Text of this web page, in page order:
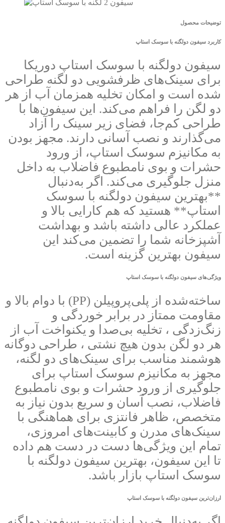
توضیحات محصول
کاربرد سیفون دولگنه با سوسک استاپ
سیفون دولگنه با سوسک استاپ دوریکا
برای سینک‌های ظرفشویی دو لگنه طراحی
شده است و امکان تخلیه همزمان آب از هر
دو لگن را فراهم می‌کند. این سیفون‌ها با
طراحی کم‌جا، فضای زیر سینک را آزاد
می‌گذارند و نصب آسانی دارند. مجهز بودن
به مکانیزم سوسک استاپ، از ورود
حشرات و بوی نامطبوع فاضلاب به داخل
منزل جلوگیری می‌کند. اگر به‌دنبال
**بهترین سیفون دولگنه با سوسک
استاپ** هستید که هم کارایی بالا و
عملکرد عالی داشته باشد و بهداشت
آشپزخانه شما را تضمین می‌کند این
سیفون بهترین گزینه است.
ویژگی‌های سیفون دولگنه با سوسک استاپ
ساخته‌شده از پلی‌پروپیلن (PP) با دوام بالا و
مقاومت ممتاز در برابر خوردگی و
زنگ‌زدگی ، تخلیه بی‌صدا و یکنواخت آب از
هر دو لگن بدون هیچ نشتی ، طراحی دوگانه
هوشمند مناسب برای سینک‌های دو لگنه،
مجهز به مکانیزم سوسک استاپ برای
جلوگیری از ورود حشرات و بوی نامطبوع
فاضلاب، نصب آسان و سریع بدون نیاز به
متخصص، ظاهر فانتزی برای هماهنگی با
سینک‌های مدرن و کابینت‌های امروزی،
تمام این ویژگی‌ها دست در دست هم داده
تا این سیفون، بهترین سیفون دولگنه با
سوسک استاپ بازار باشد.
ارزان‌ترین سیفون دولگنه با سوسک استاپ